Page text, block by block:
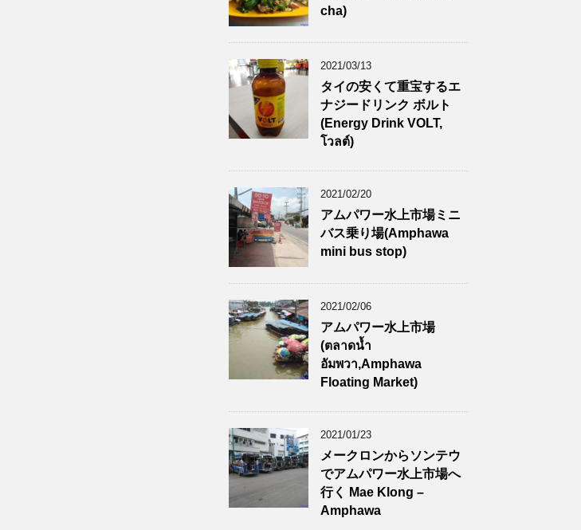
cha)
2021/03/13
タイの安くて重宝するエ
ナジードリンク ボルト
(Energy Drink VOLT,
โวลต์)
2021/02/20
アムパワー水上市場ミニ
バス乗り場(Amphawa
mini bus stop)
2021/02/06
アムパワー水上市場
(ตลาดน้ำ
อัมพวา,Amphawa
Floating Market)
2021/01/23
メークロンからソンテウ
でアムパワー水上市場へ
行く Mae Klong –
Amphawa